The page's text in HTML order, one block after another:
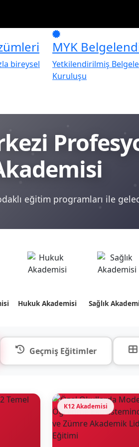
bireysel
MYK
Yetkilendirilmiş
Kuruluşu
eğitim programları ile
Hukuk Akademisi Sağlık
Geçmiş Eğitimler
K12 Akademisi